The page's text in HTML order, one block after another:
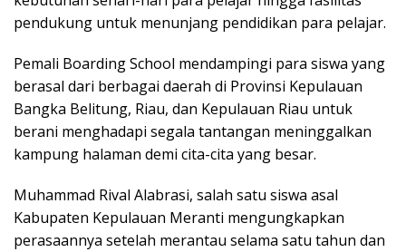
pendukung untuk menunjang pendidikan para pelajar.
Pemali Boarding School mendampingi para siswa yang
berasal dari berbagai daerah di Provinsi Kepulauan
Bangka Belitung, Riau, dan Kepulauan Riau untuk
berani menghadapi segala tantangan meninggalkan
kampung halaman demi cita-cita yang besar.
Muhammad Rival Alabrasi, salah satu siswa asal
Kabupaten Kepulauan Meranti mengungkapkan
perasaannya setelah merantau selama satu tahun dan